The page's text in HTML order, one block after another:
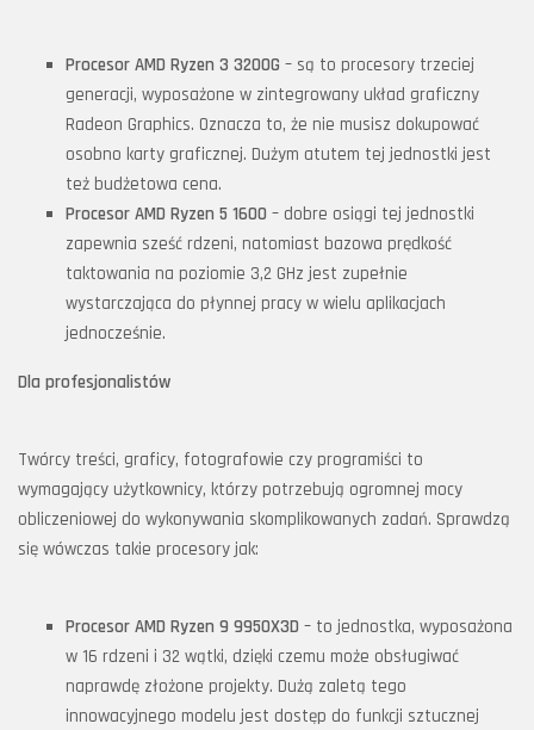
Procesor AMD Ryzen 3 3200G – są to procesory trzeciej
generacji, wyposażone w zintegrowany układ graficzny
Radeon Graphics. Oznacza to, że nie musisz dokupować
osobno karty graficznej. Dużym atutem tej jednostki jest
też budżetowa cena.
Procesor AMD Ryzen 5 1600 – dobre osiągi tej jednostki
zapewnia sześć rdzeni, natomiast bazowa prędkość
taktowania na poziomie 3,2 GHz jest zupełnie
wystarczająca do płynnej pracy w wielu aplikacjach
jednocześnie.
Dla profesjonalistów
Twórcy treści, graficy, fotografowie czy programiści to
wymagający użytkownicy, którzy potrzebują ogromnej mocy
obliczeniowej do wykonywania skomplikowanych zadań. Sprawdzą
się wówczas takie procesory jak:
Procesor AMD Ryzen 9 9950X3D – to jednostka, wyposażona
w 16 rdzeni i 32 wątki, dzięki czemu może obsługiwać
naprawdę złożone projekty. Dużą zaletą tego
innowacyjnego modelu jest dostęp do funkcji sztucznej